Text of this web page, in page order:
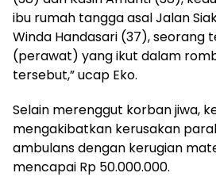
ibu rumah tangga asal Jalan
Winda Handasari (37), seorang
(perawat) yang ikut dalam
tersebut,” ucap Eko.
Selain merenggut korban jiwa,
mengakibatkan kerusakan
ambulans dengan kerugian
mencapai Rp 50.000.000.